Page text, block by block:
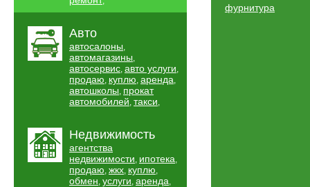
Авто
автосалоны,
автомагазины,
автосервис, авто услуги,
продаю, куплю, аренда,
автошколы, прокат
автомобилей, такси,
Недвижимость
агентства
недвижимости, ипотека,
продаю, жкх, куплю,
обмен, услуги, аренда,
фурнитура